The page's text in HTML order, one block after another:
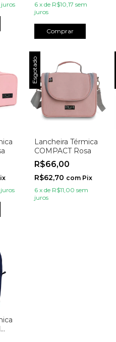
6 x de R$10,17 sem
juros
Comprar
Esgotado
Lancheira Térmica
COMPACT Rosa
R$66,00
R$62,70 com Pix
6 x de R$11,00 sem
juros